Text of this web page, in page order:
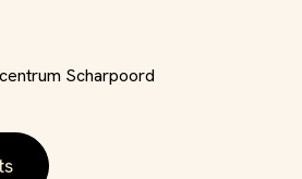
Scharpoord